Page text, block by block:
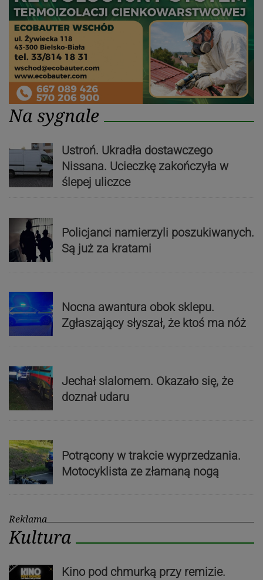
Na sygnale
Ustroń. Ukradła dostawczego
Nissana. Ucieczkę zakończyła w
ślepej uliczce
Policjanci namierzyli poszukiwanych.
Są już za kratami
Nocna awantura obok sklepu.
Zgłaszający słyszał, że ktoś ma nóż
Jechał slalomem. Okazało się, że
doznał udaru
Potrącony w trakcie wyprzedzania.
Motocyklista ze złamaną nogą
Reklama
Kultura
Kino pod chmurką przy remizie.